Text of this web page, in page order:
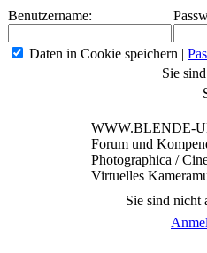
Benutzername:
Daten in Cookie speichern |
Sie
WWW.BLENDE-
Forum und
Photographica /
Virtuelles
Sie sind nicht